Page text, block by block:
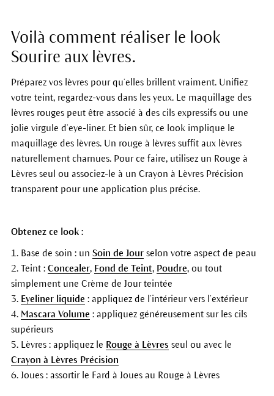
Voilà comment réaliser le look
Sourire aux lèvres.
Préparez vos lèvres pour qu’elles brillent vraiment. Unifiez
votre teint, regardez-vous dans les yeux. Le maquillage des
lèvres rouges peut être associé à des cils expressifs ou une
jolie virgule d’eye-liner. Et bien sûr, ce look implique le
maquillage des lèvres. Un rouge à lèvres suffit aux lèvres
naturellement charnues. Pour ce faire, utilisez un Rouge à
Lèvres seul ou associez-le à un Crayon à Lèvres Précision
transparent pour une application plus précise.
Obtenez ce look :
1. Base de soin : un Soin de Jourselon votre aspect de peau
2. Teint : Concealer, Fond de Teint, Poudre, ou tout
simplement une Crème de Jour teintée
3. Eyeliner liquide : appliquez de l’intérieur vers l’extérieur
4. Mascara Volume : appliquez généreusement sur les cils
supérieurs
5. Lèvres : appliquez le Rouge à Lèvres seul ou avec le
Crayon à Lèvres Précision
6. Joues : assortir le Fard à Joues au Rouge à Lèvres